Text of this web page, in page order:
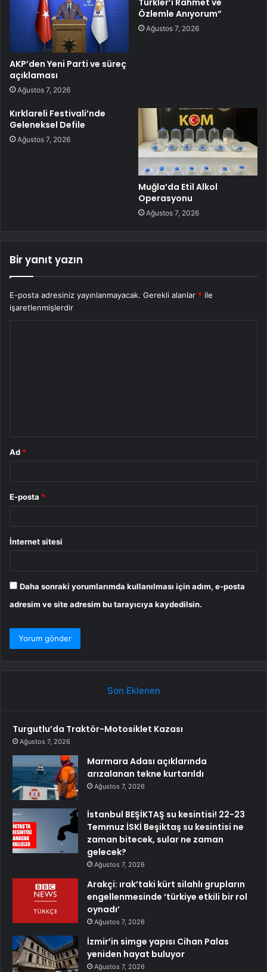
AKP’den Yeni Parti ve süreç
açıklaması
Ağustos 7, 2026
Özlemle Anıyorum”
Ağustos 7, 2026
Kırklareli Festivali’nde
Geleneksel Defile
Ağustos 7, 2026
Muğla’da Etil Alkol
Operasyonu
Ağustos 7, 2026
Bir yanıt yazın
E-posta adresiniz yayınlanmayacak. Gerekli alanlar * ile
işaretlenmişlerdir
Ad *
E-posta *
İnternet sitesi
Daha sonraki yorumlarımda kullanılması için adım, e-posta
adresim ve site adresim bu tarayıcıya kaydedilsin.
Son Eklenen
Turgutlu’da Traktör-Motosiklet Kazası
Ağustos 7, 2026
Marmara Adası açıklarında
arızalanan tekne kurtarıldı
Ağustos 7, 2026
İstanbul BEŞİKTAŞ su kesintisi! 22-23
Temmuz İSKİ Beşiktaş su kesintisi ne
zaman bitecek, sular ne zaman
gelecek?
Ağustos 7, 2026
Arakçi: ırak’taki kürt silahlı grupların
engellenmesinde ‘türkiye etkili bir rol
oynadı’
Ağustos 7, 2026
İzmir’in simge yapısı Cihan Palas
yeniden hayat buluyor
Ağustos 7, 2026